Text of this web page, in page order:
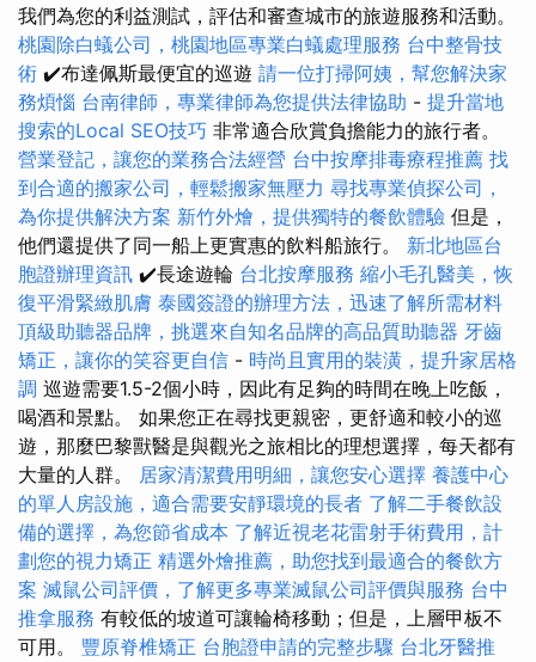
我們為您的利益測試，評估和審查城市的旅遊服務和活動。
桃園除白蟻公司，桃園地區專業白蟻處理服務 台中整骨技
術 ✔️布達佩斯最便宜的巡遊 請一位打掃阿姨，幫您解決家
務煩惱 台南律師，專業律師為您提供法律協助 - 提升當地
搜索的Local SEO技巧 非常適合欣賞負擔能力的旅行者。
營業登記，讓您的業務合法經營 台中按摩排毒療程推薦 找
到合適的搬家公司，輕鬆搬家無壓力 尋找專業偵探公司，
為你提供解決方案 新竹外燴，提供獨特的餐飲體驗 但是，
他們還提供了同一船上更實惠的飲料船旅行。 新北地區台
胞證辦理資訊 ✔️長途遊輪 台北按摩服務 縮小毛孔醫美，恢
復平滑緊緻肌膚 泰國簽證的辦理方法，迅速了解所需材料
頂級助聽器品牌，挑選來自知名品牌的高品質助聽器 牙齒
矯正，讓你的笑容更自信 - 時尚且實用的裝潢，提升家居格
調 巡遊需要1.5-2個小時，因此有足夠的時間在晚上吃飯，
喝酒和景點。 如果您正在尋找更親密，更舒適和較小的巡
遊，那麼巴黎獸醫是與觀光之旅相比的理想選擇，每天都有
大量的人群。 居家清潔費用明細，讓您安心選擇 養護中心
的單人房設施，適合需要安靜環境的長者 了解二手餐飲設
備的選擇，為您節省成本 了解近視老花雷射手術費用，計
劃您的視力矯正 精選外燴推薦，助您找到最適合的餐飲方
案 滅鼠公司評價，了解更多專業滅鼠公司評價與服務 台中
推拿服務 有較低的坡道可讓輪椅移動；但是，上層甲板不
可用。 豐原脊椎矯正 台胞證申請的完整步驟 台北牙醫推